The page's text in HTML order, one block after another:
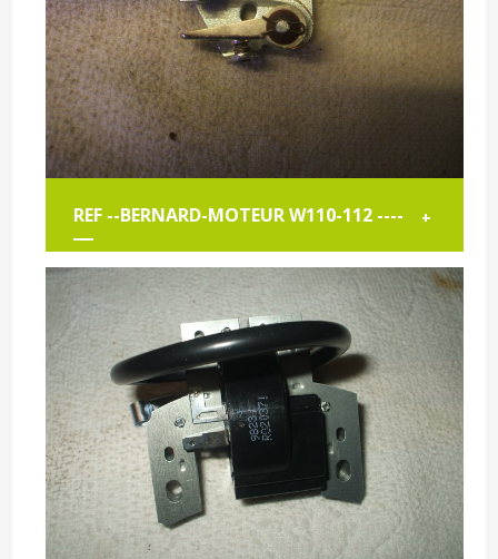
REF --BERNARD-MOTEUR W110-112 ---- +